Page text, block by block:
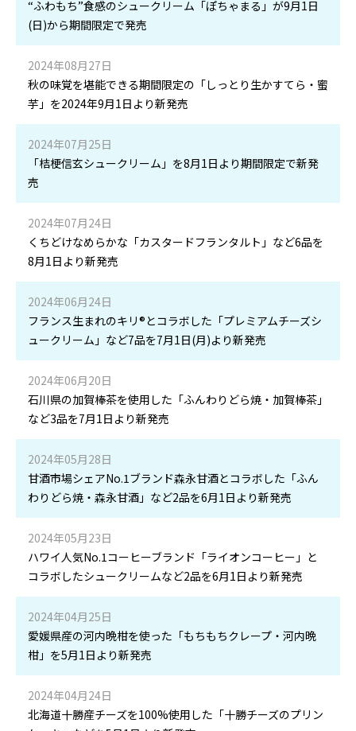
“ふわもち”食感のシュークリーム「ぽちゃまる」が9月1日
(日)から期間限定で発売
2024年08月27日
秋の味覚を堪能できる期間限定の「しっとり生かすてら・蜜
芋」を2024年9月1日より新発売
2024年07月25日
「桔梗信玄シュークリーム」を8月1日より期間限定で新発
売
2024年07月24日
くちどけなめらかな「カスタードフランタルト」など6品を
8月1日より新発売
2024年06月24日
フランス生まれのキリ®とコラボした「プレミアムチーズシ
ュークリーム」など7品を7月1日(月)より新発売
2024年06月20日
石川県の加賀棒茶を使用した「ふんわりどら焼・加賀棒茶」
など3品を7月1日より新発売
2024年05月28日
甘酒市場シェアNo.1ブランド森永甘酒とコラボした「ふん
わりどら焼・森永甘酒」など2品を6月1日より新発売
2024年05月23日
ハワイ人気No.1コーヒーブランド「ライオンコーヒー」と
コラボしたシュークリームなど2品を6月1日より新発売
2024年04月25日
愛媛県産の河内晩柑を使った「もちもちクレープ・河内晩
柑」を5月1日より新発売
2024年04月24日
北海道十勝産チーズを100%使用した「十勝チーズのプリン